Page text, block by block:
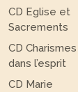
CD Eglise et
Sacrements
CD
dans l’esprit
CD Marie